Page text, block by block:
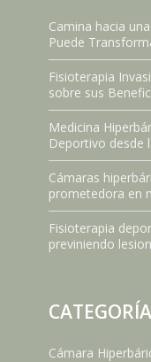
Camina hacia
Puede
Fisioterapia
sobre sus
Medicina
Deportivo desde
Cámaras
prometedora en
Fisioterapia
previniendo
Cámara